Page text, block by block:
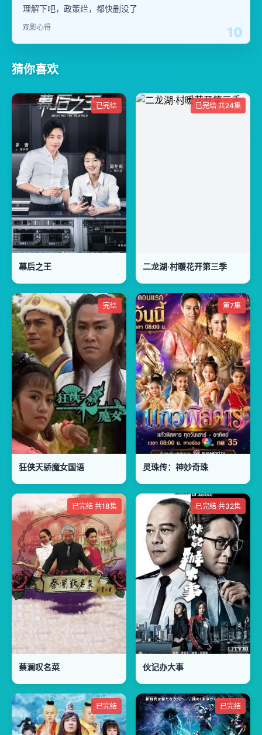
10
理解下吧，政策烂，都快删没了
观影心得
猜你喜欢
已完结
幕后之王
已完结 共24集
二龙湖·村暖花开第三季
完结
狂侠天骄魔女国语
第7集
灵珠传：神妙奇珠
已完结 共18集
蔡澜叹名菜
已完结 共32集
伙记办大事
已完结 已完结